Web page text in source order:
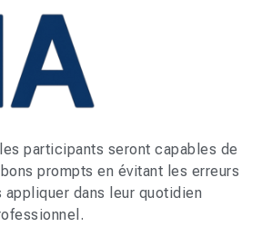
participants seront capables de
prompts en évitant les erreurs
appliquer dans leur quotidien